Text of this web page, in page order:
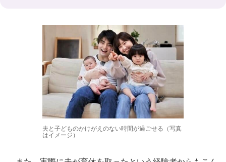
夫と子どものかけがえのない時間が過ごせる（写真
はイメージ）